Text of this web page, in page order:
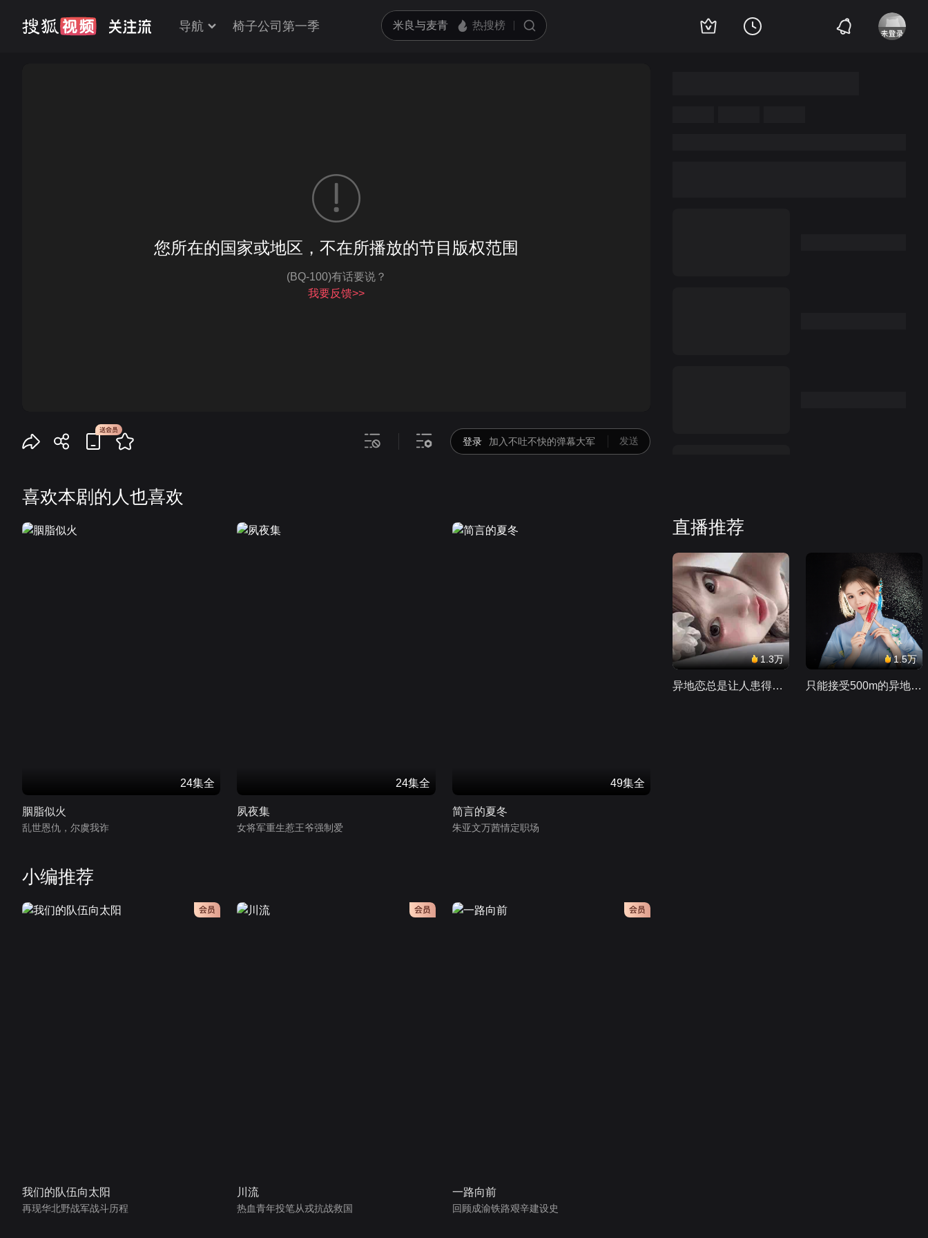
导航 椅子公司第一季
您所在的国家或地区，不在所播放的节目版权范围
(BQ-100)有话要说？
我要反馈>>
亮度
登录 加入不吐不快的弹幕大军 发送
喜欢本剧的人也喜欢
24集全
胭脂似火
乱世恩仇，尔虞我诈
24集全
夙夜集
女将军重生惹王爷强制爱
49集全
简言的夏冬
朱亚文万茜情定职场
小编推荐
会员
我们的队伍向太阳
再现华北野战军战斗历程
川流
热血青年投笔从戎抗战救国
会员
一路向前
回顾成渝铁路艰辛建设史
直播推荐
1.3万
异地恋总是让人患得患失。。。
1.5万
只能接受500m的异地恋，电动车没电了......